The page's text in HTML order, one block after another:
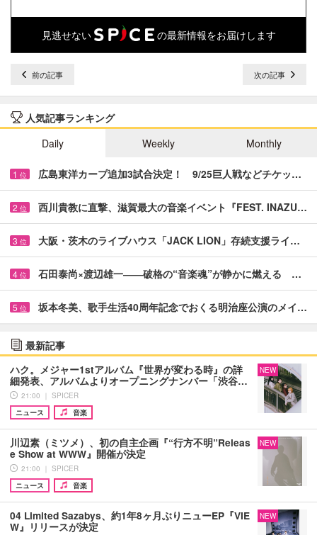
見逃せない の最新情報をお届けします
前の記事 次の記事
人気記事ランキング
Daily
Weekly Monthly
1 位 広島東洋カープ追加3試合決定！ 9/25巨人戦などチケッ…
2 位 西川貴教に直撃、滋賀最大の音楽イベント『FEST. INAZU…
3 位 大阪・茨木のライブハウス「JACK LION」存続支援ライ…
4 位 石田泰尚×渡辺雄一――破格の“音楽魂”が静かに燃える …
5 位 坂本冬美、歌手生活40周年記念でおくる明治座公演のメイ…
最新記事
ハク。メジャー1stアルバム『世界が変わる時』の詳
細発表、アルバムよりオープニングナンバー「渋谷…
21:00 ｜ SPICER
ニュース
音楽
NEW
川辺素（ミツメ）、初の自主企画『“行方不明”Releas
e Show at WWW』開催が決定
21:00 ｜ SPICER
ニュース
音楽
NEW
04 Limited Sazabys、約1年8ヶ月ぶりニューEP『VIE
W』リリースが決定
NEW